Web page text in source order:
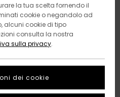
la tua scelta fornendo il
cookie o negandolo ad
alcuni cookie di tipo
consulta la nostra
sulla privacy.
dei cookie